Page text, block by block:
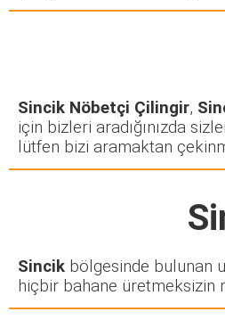
Sincik Nöbetçi Çilingir,
için bizleri aradığınızda
lütfen bizi aramaktan
Sincik bölgesinde bulunan
hiçbir bahane üretmeksizin